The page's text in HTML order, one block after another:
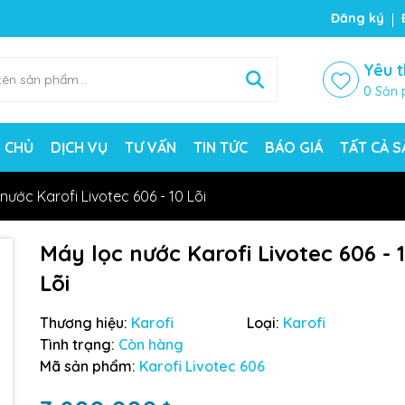
chờ đợi bạn Đăng ký
Yêu
0 Sản
DỊCH VỤ TƯ VẤN TIN TỨC BÁO GIÁ TẤT CẢ
Karofi Livotec 606 - 10 Lõi
Máy lọc nước Karofi Livotec 606 -
Lõi
Thương hiệu: Karofi Loại: Karofi
Tình trạng: Còn hàng
Mã sản phẩm: Karofi Livotec 606